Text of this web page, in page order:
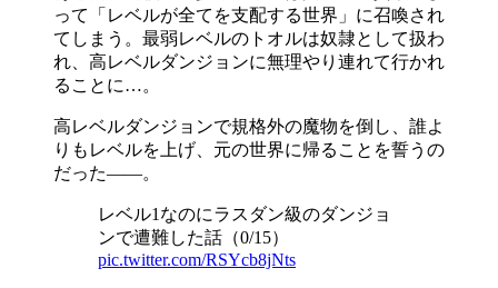
って「レベルが全てを支配する世界」に召喚され
てしまう。最弱レベルのトオルは奴隷として扱わ
れ、高レベルダンジョンに無理やり連れて行かれ
ることに…。
高レベルダンジョンで規格外の魔物を倒し、誰よ
りもレベルを上げ、元の世界に帰ることを誓うの
だった――。
レベル1なのにラスダン級のダンジョ
ンで遭難した話（0/15）
pic.twitter.com/RSYcb8jNts